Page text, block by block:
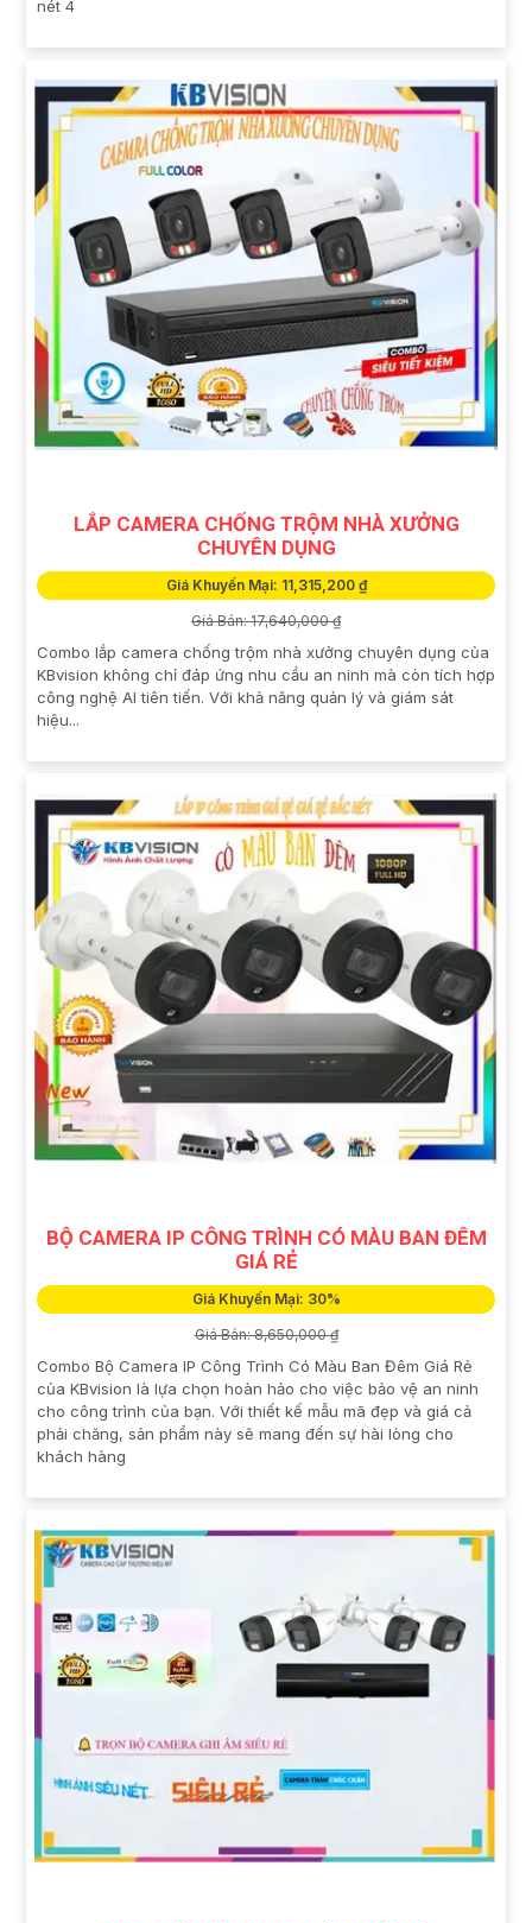
nét 4
LẮP CAMERA CHỐNG TRỘM NHÀ XƯỞNG
CHUYÊN DỤNG
Giá Khuyến Mại: 11,315,200 ₫
Giá Bán: 17,640,000 ₫
Combo lắp camera chống trộm nhà xưởng chuyên dụng của
KBvision không chỉ đáp ứng nhu cầu an ninh mà còn tích hợp
công nghệ AI tiên tiến. Với khả năng quản lý và giám sát
hiệu...
BỘ CAMERA IP CÔNG TRÌNH CÓ MÀU BAN ĐÊM
GIÁ RẺ
Giá Khuyến Mại: 30%
Giá Bán: 8,650,000 ₫
Combo Bộ Camera IP Công Trình Có Màu Ban Đêm Giá Rẻ
của KBvision là lựa chọn hoàn hảo cho việc bảo vệ an ninh
cho công trình của bạn. Với thiết kế mẫu mã đẹp và giá cả
phải chăng, sản phẩm này sẽ mang đến sự hài lòng cho
khách hàng